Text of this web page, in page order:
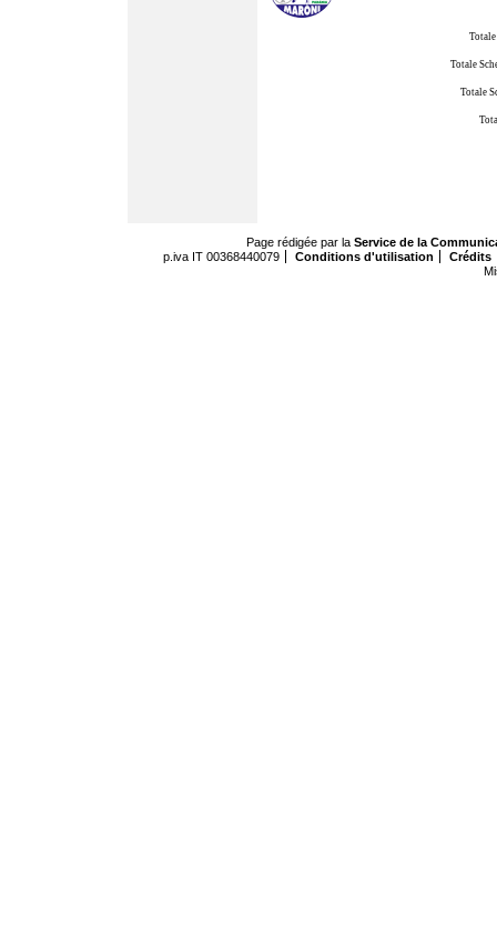
Totale
Totale
Page rédigée par la Service de la
p.iva IT 00368440079
Conditions d'utilisation
Crédits